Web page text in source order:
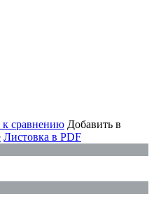
сравнению Добавить в
Листовка в PDF